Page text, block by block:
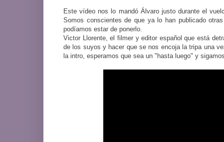
Este vídeo nos lo mandó Álvaro justo durante el
Somos conscientes de que ya lo han publicado otras
podíamos estar de ponerlo.
Victor Llorente, el filmer y editor español que está
de los suyos y hacer que se nos encoja la tripa una
la intro, esperamos que sea un "hasta luego" y